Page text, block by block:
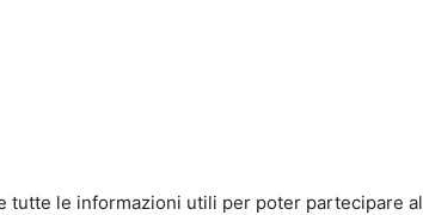
tutte le informazioni utili per poter partecipare al